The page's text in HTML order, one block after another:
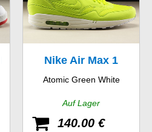
Nike Air Max 1
Atomic Green White
Auf Lager
140.00 €